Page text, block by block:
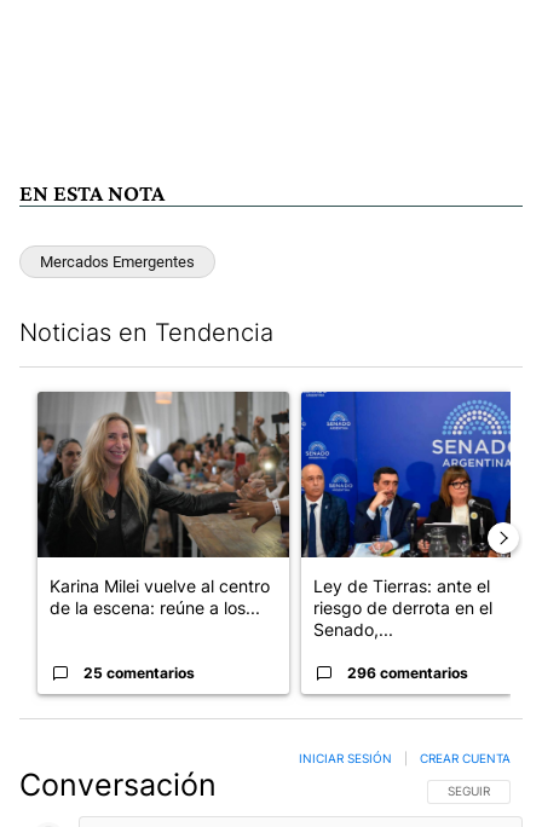
EN ESTA NOTA
Mercados Emergentes
Noticias en Tendencia
Un artículo de tendencia con el título "Karina Milei vuelve al
Karina Milei vuelve al centro
de la escena: reúne a los...
25 comentarios
Un artículo de tendencia con
Ley de Tierras: ante el
riesgo de derrota en el
Senado,...
296 comentarios
Conversación SIGA ESTA
SEGUIR
INICIAR SESIÓN CREAR CUENTA